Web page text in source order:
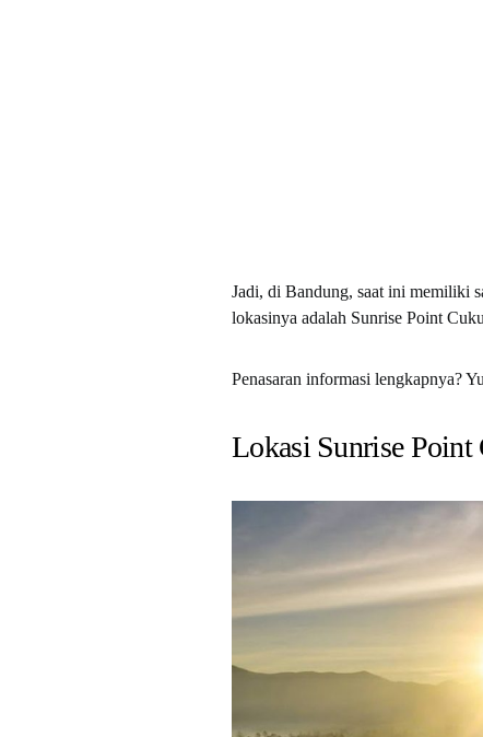
Jadi, di Bandung, saat ini memiliki
lokasinya adalah Sunrise Point
Penasaran informasi lengkapnya?
Lokasi Sunrise Point